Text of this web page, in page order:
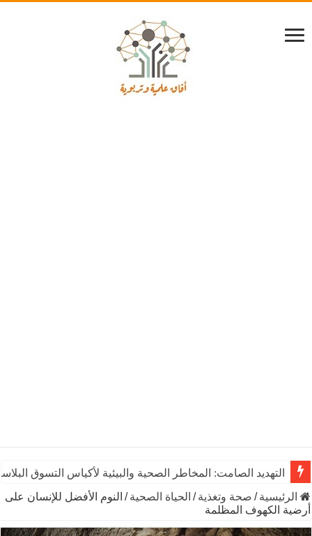
التهديد الصامت: المخاطر الصحية والبيئية لأكياس التسوق
الرئيسية / صحة وتغذية / الحياة الصحية / النوم الأفضل للإنسان على
أرضية الكهوف المظلمة